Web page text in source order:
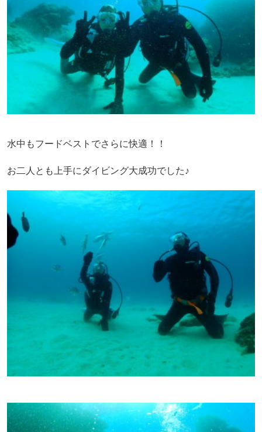
水中もフードベストでさらに快適！！
お二人とも上手にダイビング大成功でした♪